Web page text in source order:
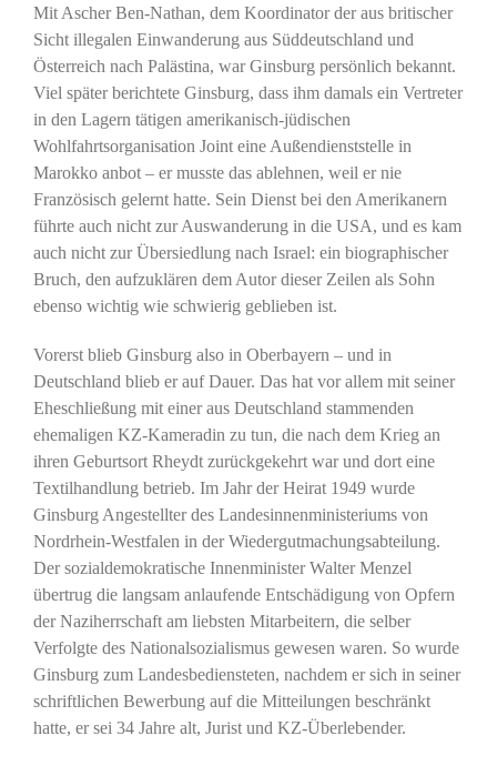
Mit Ascher Ben-Nathan, dem Koordinator der aus britischer
Sicht illegalen Einwanderung aus Süddeutschland und
Österreich nach Palästina, war Ginsburg persönlich bekannt.
Viel später berichtete Ginsburg, dass ihm damals ein Vertreter
in den Lagern tätigen amerikanisch-jüdischen
Wohlfahrtsorganisation Joint eine Außendienststelle in
Marokko anbot – er musste das ablehnen, weil er nie
Französisch gelernt hatte. Sein Dienst bei den Amerikanern
führte auch nicht zur Auswanderung in die USA, und es kam
auch nicht zur Übersiedlung nach Israel: ein biographischer
Bruch, den aufzuklären dem Autor dieser Zeilen als Sohn
ebenso wichtig wie schwierig geblieben ist.
Vorerst blieb Ginsburg also in Oberbayern – und in
Deutschland blieb er auf Dauer. Das hat vor allem mit seiner
Eheschließung mit einer aus Deutschland stammenden
ehemaligen KZ-Kameradin zu tun, die nach dem Krieg an
ihren Geburtsort Rheydt zurückgekehrt war und dort eine
Textilhandlung betrieb. Im Jahr der Heirat 1949 wurde
Ginsburg Angestellter des Landesinnenministeriums von
Nordrhein-Westfalen in der Wiedergutmachungsabteilung.
Der sozialdemokratische Innenminister Walter Menzel
übertrug die langsam anlaufende Entschädigung von Opfern
der Naziherrschaft am liebsten Mitarbeitern, die selber
Verfolgte des Nationalsozialismus gewesen waren. So wurde
Ginsburg zum Landesbediensteten, nachdem er sich in seiner
schriftlichen Bewerbung auf die Mitteilungen beschränkt
hatte, er sei 34 Jahre alt, Jurist und KZ-Überlebender.